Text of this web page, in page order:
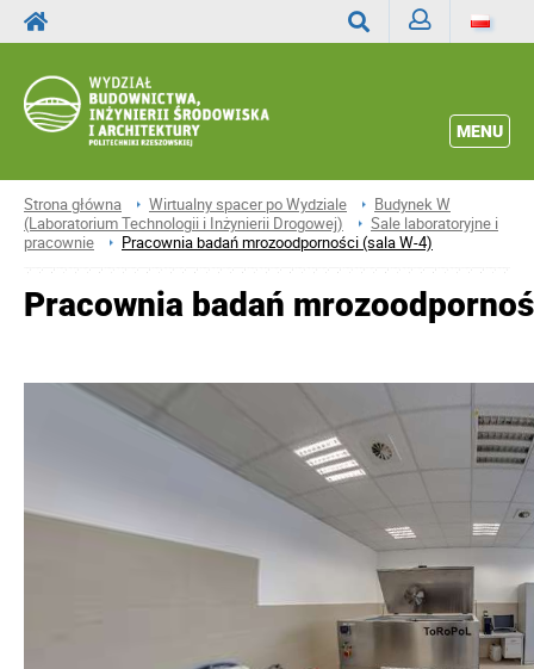
MENU
Strona główna Wirtualny spacer po Wydziale
Budynek W
(Laboratorium Technologii i Inżynierii Drogowej)
Sale laboratoryjne i
pracownie
Pracownia badań mrozoodporności (sala W-4)
Pracownia badań